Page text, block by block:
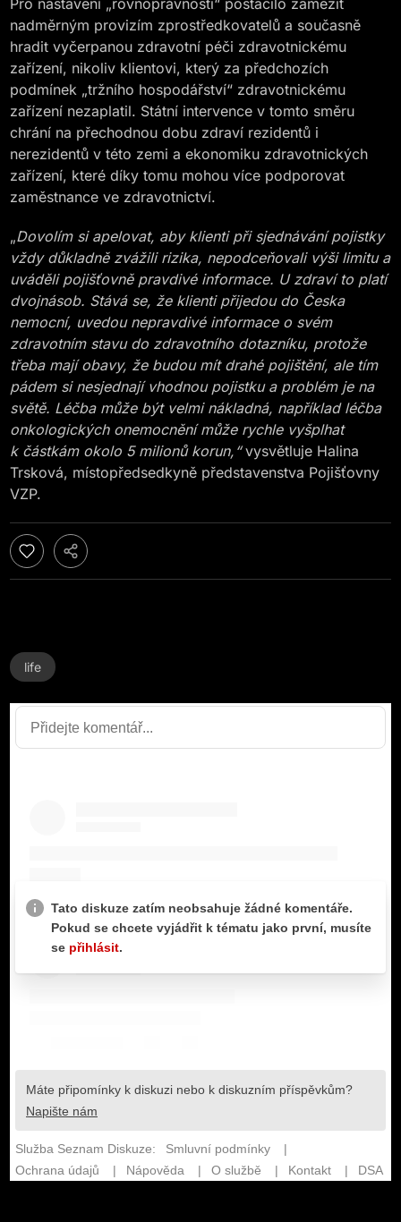
Pro nastavení „rovnoprávnosti“ postačilo zamezit
nadměrným provizím zprostředkovatelů a současně
hradit vyčerpanou zdravotní péči zdravotnickému
zařízení, nikoliv klientovi, který za předchozích
podmínek „tržního hospodářství“ zdravotnickému
zařízení nezaplatil. Státní intervence v tomto směru
chrání na přechodnou dobu zdraví rezidentů i
nerezidentů v této zemi a ekonomiku zdravotnických
zařízení, které díky tomu mohou více podporovat
zaměstnance ve zdravotnictví.
„Dovolím si apelovat, aby klienti při sjednávání pojistky
vždy důkladně zvážili rizika, nepodceňovali výši limitu a
uváděli pojišťovně pravdivé informace. U zdraví to platí
dvojnásob. Stává se, že klienti přijedou do Česka
nemocní, uvedou nepravdivé informace o svém
zdravotním stavu do zdravotního dotazníku, protože
třeba mají obavy, že budou mít drahé pojištění, ale tím
pádem si nesjednají vhodnou pojistku a problém je na
světě. Léčba může být velmi nákladná, například léčba
onkologických onemocnění může rychle vyšplhat
k částkám okolo 5 milionů korun,“vysvětluje Halina
Trsková, místopředsedkyně představenstva Pojišťovny
VZP.
life